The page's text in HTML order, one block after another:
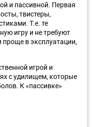
и пассивной. Первая
твистеры,
Т.е. те
игру и не требуют
в эксплуатации,
игрой и
с удилищем, которые
К «пассивке»